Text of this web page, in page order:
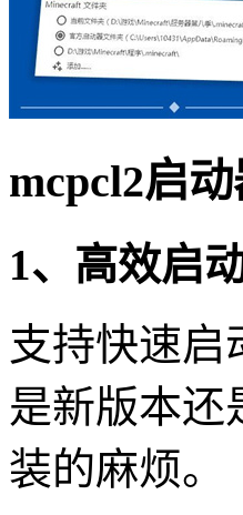
mcpcl2启
1、高效启
支持快速启
是新版本还
装的麻烦。